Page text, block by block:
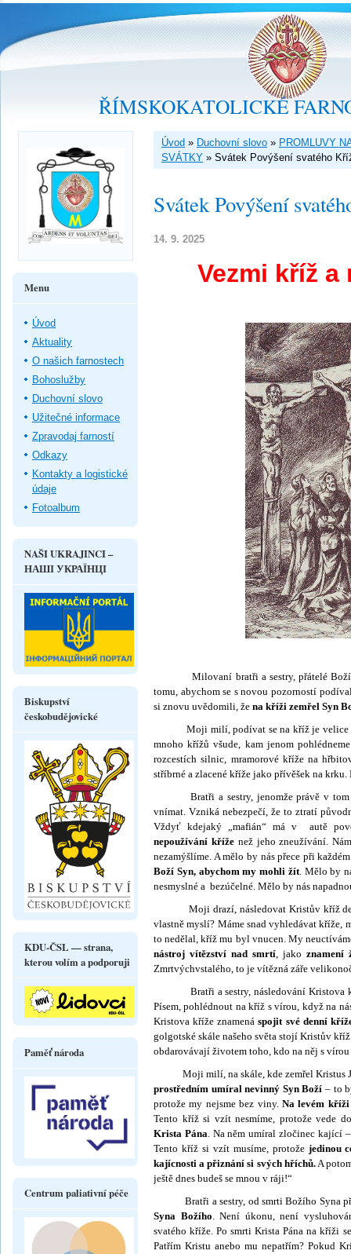
ŘÍMSKOKATOLICKÉ
Úvod » Duchovní slovo » PROMLUVY
SVÁTKY » Svátek Povýšení svatého
Svátek Povýšení
14. 9. 2025
Vezmi kříž
Milovaní bratři a sestry, přátelé Boží!
tomu, abychom se s novou pozorností
si znovu uvědomili, že na kříži zemřel Syn
Moji milí, podívat se na kříž je velice
mnoho křížů všude, kam jenom
rozcestích silnic, mramorové kříže na
stříbrné a zlacené kříže jako přívěšek na
Bratři a sestry, jenomže právě v
vnímat. Vzniká nebezpečí, že to ztratí
Vždyť kdejaký „mafián“ má v autě
nepoužívání kříženež jeho zneužívání.
nezamýšlíme. A mělo by nás přece při
Boží Syn, abychom my mohli žít. Mělo by
nesmyslné a bezúčelné. Mělo by nás
Moji drazí, následovat Kristův kříž
vlastně myslí? Máme snad vyhledávat kříže,
to nedělal, kříž mu byl vnucen. My
nástroj vítězství nad smrtí, jako znamení
Zmrtvýchvstalého, to je vítězná záře
Bratři a sestry, následování Kristova
Písem, pohlédnout na kříž s vírou, když na
Kristova kříže znamenáspojit své denní
gol­gotské skále našeho světa stojí Kristův
obdarovávají životem toho, kdo na něj s
Moji milí, na skále, kde zemřel Kristus
prostředním umíral nevinný Syn Boží – to
protože my nejsme bez viny. Na levém
Tento kříž si vzít nesmíme, protože vede
Krista Pána. Na něm umíral zločinec kající
Tento kříž si vzít musíme, protože jedi­nou
kajícnosti a při­znání si svých hříchů.A
ještě dnes budeš se mnou v ráji!“
Bratři a sestry, od smrti Božího Syna
Syna Božího. Není úkonu, není
svatého kříže. Po smrti Krista Pána na kříži
Patřím Kristu anebo mu nepatřím? Pokud
Menu
Úvod
Aktuality
O našich farnostech
Bohoslužby
Duchovní slovo
Užitečné informace
Zpravodaj farností
Odkazy
Kontakty a logistické
údaje
Fotoalbum
NAŠI UKRAJINCI –
НАШІ УКРАЇНЦІ
Biskupství
českobudějovické
KDU-ČSL — strana,
kterou volím a podporuji
Paměť národa
Centrum paliativní péče